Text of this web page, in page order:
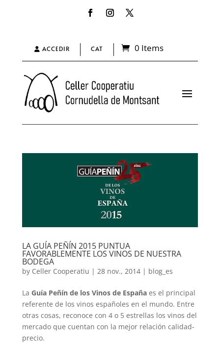
ACCEDIR CAT 0 Items
LA GUÍA PEÑÍN 2015 PUNTUA
FAVORABLEMENTE LOS VINOS DE NUESTRA
BODEGA
by Celler Cooperatiu | 28 nov., 2014| blog_es
La Guía Peñín de los Vinos de Españaes el principal
referente de los vinos españoles en el mundo. Entre
otras cosas, reconoce con 4 o 5 estrellas los vinos del
mercado que cuentan con la mejor relación calidad-
precio.